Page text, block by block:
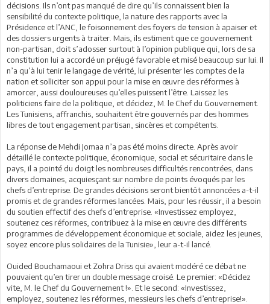
décisions. Ils n’ont pas manqué de dire qu’ils connaissent bien la
sensibilité du contexte politique, la nature des rapports avec la
Présidence et l’ANC, le foisonnement des foyers de tension à apaiser et
des dossiers urgents à traiter. Mais, ils estiment que ce gouvernement
non-partisan, doit s’adosser surtout à l’opinion publique qui, lors de sa
constitution lui a accordé un préjugé favorable et misé beaucoup sur lui. Il
n’a qu’à lui tenir le langage de vérité, lui présenter les comptes de la
nation et solliciter son appui pour la mise en œuvre des réformes à
amorcer, aussi douloureuses qu’elles puissent l’être. Laissez les
politiciens faire de la politique, et décidez, M. le Chef du Gouvernement.
Les Tunisiens, affranchis, souhaitent être gouvernés par des hommes
libres de tout engagement partisan, sincères et compétents.
La réponse de Mehdi Jomaa n’a pas été moins directe. Après avoir
détaillé le contexte politique, économique, social et sécuritaire dans le
pays, il a pointé du doigt les nombreuses difficultés rencontrées, dans
divers domaines, acquiesçant sur nombre de points évoqués par les
chefs d’entreprise. De grandes décisions seront bientôt annoncées a-t-il
promis et de grandes réformes lancées. Mais, pour les réussir, il a besoin
du soutien effectif des chefs d’entreprise. «Investissez employez,
soutenez ces réformes, contribuez à la mise en œuvre des différents
programmes de développement économique et sociale, aidez les jeunes,
soyez encore plus solidaires de la Tunisie», leur a-t-il lancé.
Ouided Bouchamaoui et Zohra Driss qui avaient modéré ce débat ne
pouvaient qu’en tirer un double message croisé. Le premier: «Décidez
vite, M. le Chef du Gouvernement !». Et le second: «Investissez,
employez, soutenez les réformes, messieurs les chefs d’entreprise!».